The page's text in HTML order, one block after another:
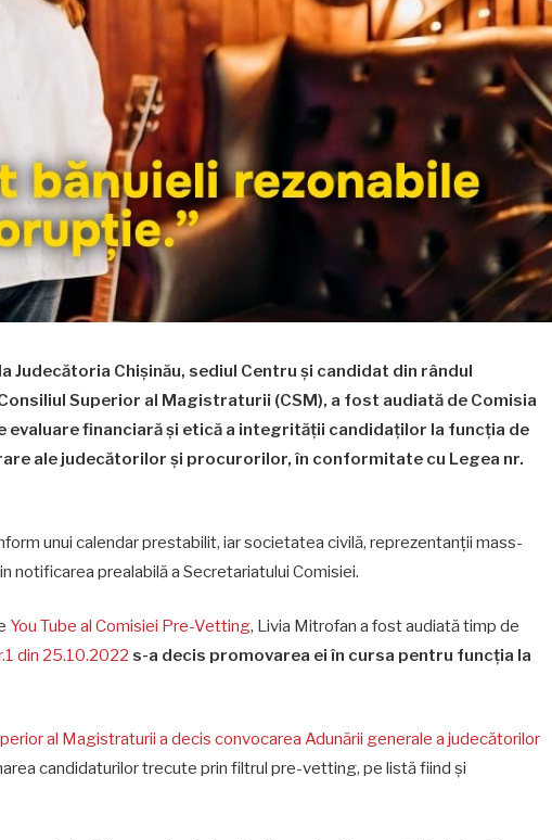
Judecătoria Chișinău, sediul Centru și candidat din rândul
Superior al Magistraturii (CSM), a fost audiată de Comisia
financiară și etică a integrității candidaților la funcția de
ale judecătorilor și procurorilor, în conformitate cu Legea nr.
unui calendar prestabilit, iar societatea civilă, reprezentanții mass-
notificarea prealabilă a Secretariatului Comisiei.
You Tube al Comisiei Pre-Vetting, Livia Mitrofan a fost audiată timp de
din 25.10.2022 s-a decis promovarea ei în cursa pentru funcția la
al Magistraturii a decis convocarea Adunării generale a judecătorilor
candidaturilor trecute prin filtrul pre-vetting, pe listă fiind și